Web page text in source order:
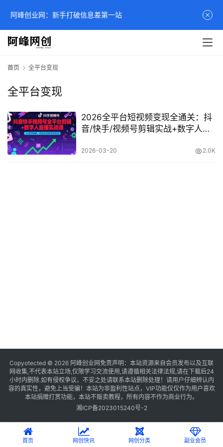
首页 全平台变现
全平台变现
2026全平台短视频变现全通关：抖
音/快手/视频号剪辑实战+数字人直
2026-03-20 2.0K
Copyotected © 2026 阿峰创业网 免责声明：本站资源来自会员发布以及互联
网收集,不代表本站立场,仅限学习交流使用,请遵循相关法律法规,请在下载后24
小时内删除.如有侵权争议、不妥之处请联系本站删除处理！请用户仔细辨认内
容的真实性，避免上当受骗！本站为非盈利性站点，VIP功能仅仅作为用户喜欢
本站捐赠打赏功能，本站不贩卖教程，所有内容不作为商业行为。
湘ICP备2023015240号-2
首页 网创快讯 网创分类 副业会员
阿峰创业网：新手打破信息差第一站